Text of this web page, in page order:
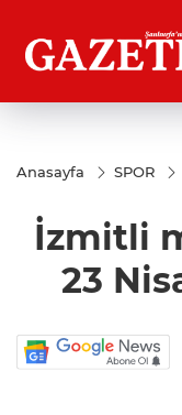
Anasayfa SPOR
İzmitli
23